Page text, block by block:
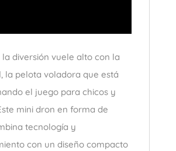
la diversión vuele alto con la
la pelota voladora que está
el juego para chicos y
mini dron en forma de
tecnología y
con un diseño compacto